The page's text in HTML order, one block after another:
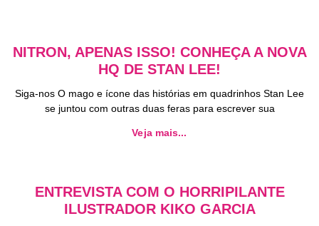
NITRON, APENAS ISSO! CONHEÇA A NOVA
HQ DE STAN LEE!
Siga-nos O mago e ícone das histórias em quadrinhos Stan Lee
se juntou com outras duas feras para escrever sua
Veja mais...
ENTREVISTA COM O HORRIPILANTE
ILUSTRADOR KIKO GARCIA